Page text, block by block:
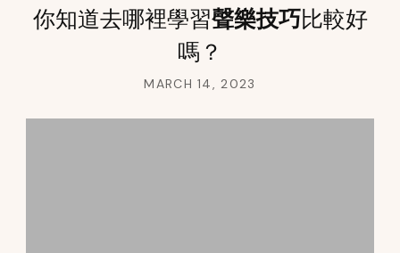
你知道去哪裡學習聲樂技巧比較好
嗎？
MARCH 14, 2023